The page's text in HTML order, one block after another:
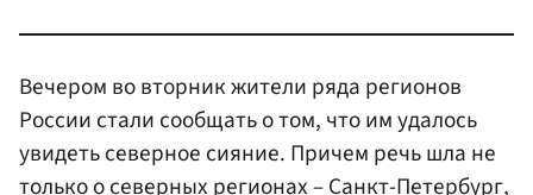
Вечером во вторник жители ряда регионов
России стали сообщать о том, что им удалось
увидеть северное сияние. Причем речь шла не
только о северных регионах – Санкт-Петербург,